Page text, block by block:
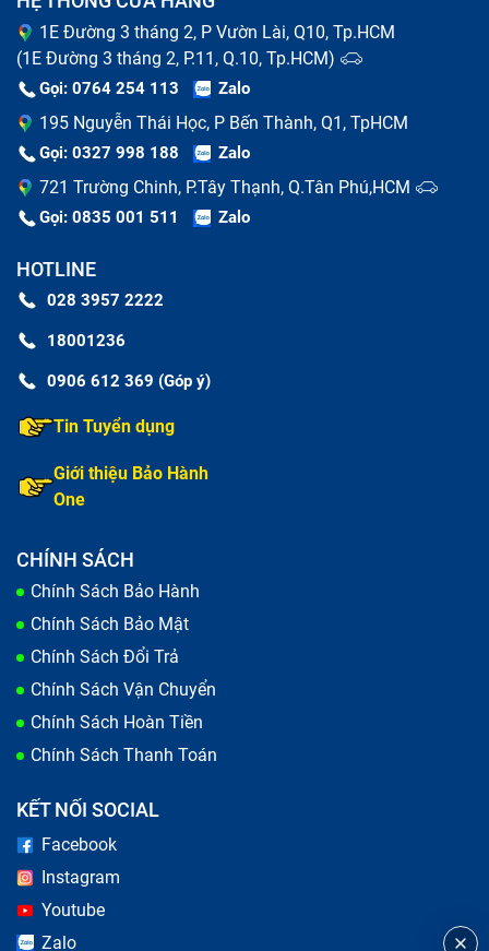
1E Đường 3 tháng 2, P Vườn Lài, Q10, Tp.HCM
(1E Đường 3 tháng 2, P.11, Q.10, Tp.HCM)
Gọi: 0764 254 113 Zalo
195 Nguyễn Thái Học, P Bến Thành, Q1, TpHCM
Gọi: 0327 998 188 Zalo
721 Trường Chinh, P.Tây Thạnh, Q.Tân Phú,HCM
Gọi: 0835 001 511 Zalo
HOTLINE
028 3957 2222
18001236
0906 612 369 (Góp ý)
Tin Tuyển dụng
Giới thiệu Bảo Hành
One
CHÍNH SÁCH
Chính Sách Bảo Hành
Chính Sách Bảo Mật
Chính Sách Đổi Trả
Chính Sách Vận Chuyển
Chính Sách Hoàn Tiền
Chính Sách Thanh Toán
KẾT NỐI SOCIAL
Facebook
Instagram
Youtube
Zalo